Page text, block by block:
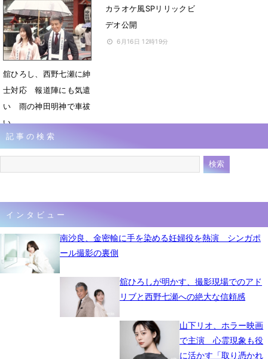
おもてなし
6月17日 07時00分
カラオケ風SPリリックビ
デオ公開
6月16日 12時19分
舘ひろし、西野七瀬に紳
士対応 報道陣にも気遣
い 雨の神田明神で車祓
い
6月8日 13時07分
記事の検索
インタビュー
南沙良、金密輸に手を染める妊婦役を熱演 シンガポ
ール撮影の裏側
舘ひろしが明かす、撮影現場でのアド
リブと西野七瀬への絶大な信頼感
山下リオ、ホラー映画
で主演 心霊現象も役
に活かす「取り憑かれ